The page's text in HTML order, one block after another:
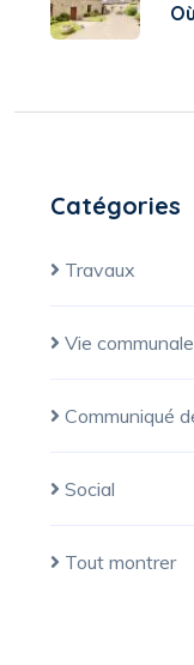
Catégories
Travaux
Vie communale
Communiqué
Social
Tout montrer